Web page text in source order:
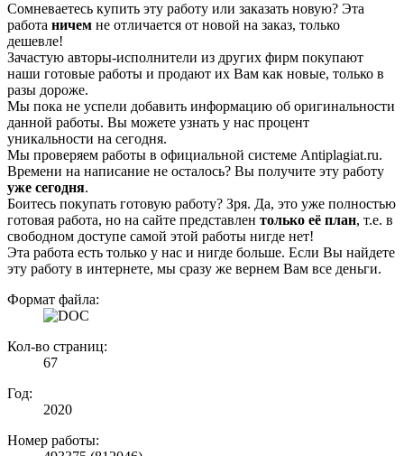
Сомневаетесь купить эту работу или заказать новую? Эта
работа ничем не отличается от новой на заказ, только
дешевле!
Зачастую авторы-исполнители из других фирм покупают
наши готовые работы и продают их Вам как новые, только в
разы дороже.
Мы пока не успели добавить информацию об оригинальности
данной работы. Вы можете узнать у нас процент
уникальности на сегодня.
Мы проверяем работы в официальной системе Аntiplagiat.ru.
Времени на написание не осталось? Вы получите эту работу
уже сегодня.
Боитесь покупать готовую работу? Зря. Да, это уже полностью
готовая работа, но на сайте представлен только её план, т.е. в
свободном доступе самой этой работы нигде нет!
Эта работа есть только у нас и нигде больше. Если Вы найдете
эту работу в интернете, мы сразу же вернем Вам все деньги.
Формат файла:
Кол-во страниц:
67
Год:
2020
Номер работы: